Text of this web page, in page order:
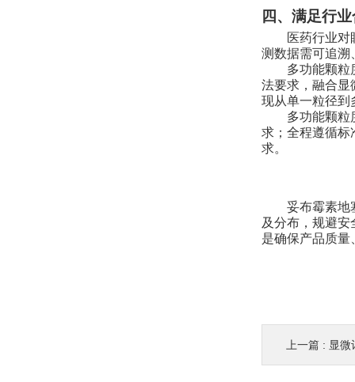
四、满足行
医药行业
测数据需可追溯
多功能颗粒
法要求，融合显
现从单一粒径到
多功能颗粒
求；全程遵循标
求。
妥布霉素地
及分布， 规避安
是确保产品质量
上一篇 : 显微